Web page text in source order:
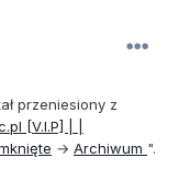
przeniesiony z
[V.I.P] | |
→ Archiwum ".